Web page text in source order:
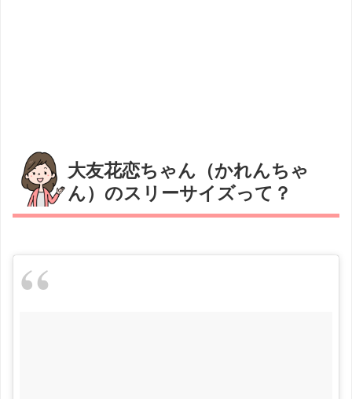
大友花恋ちゃん（かれんちゃ
ん）のスリーサイズって？